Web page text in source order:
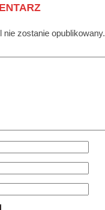
nie zostanie opublikowany.